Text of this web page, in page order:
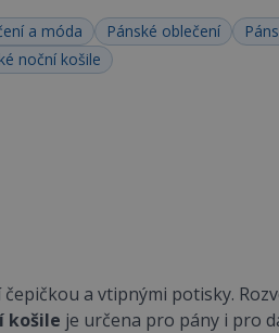
a móda Pánské oblečení
noční košile
čepičkou a vtipnými potisky.
košile je určena pro pány i pro